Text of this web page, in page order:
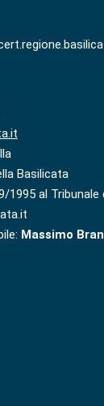
Basilicata
1995 al Tribunale
Massimo